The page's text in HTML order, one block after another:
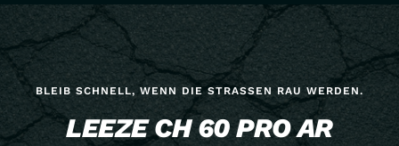
BLEIB SCHNELL, WENN DIE STRASSEN RAU WERDEN.
LEEZE CH 60 PRO AR